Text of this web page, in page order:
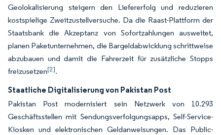
Geolokalisierung steigern den Liefererfolg und reduzieren
kostspielige Zweitzustellversuche. Da die Raast-Plattform der
Staatsbank die Akzeptanz von Sofortzahlungen ausweitet,
planen Paketunternehmen, die Bargeldabwicklung schrittweise
abzubauen und damit die Fahrerzeit für zusätzliche Stopps
freizusetzen[2].
Staatliche Digitalisierung von Pakistan Post
Pakistan Post modernisiert sein Netzwerk von 10.293
Geschäftsstellen mit Sendungsverfolgungsapps, Self-Service-
Kiosken und elektronischen Geldanweisungen. Das Public-